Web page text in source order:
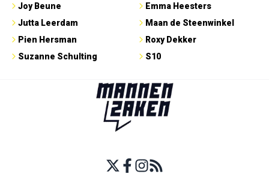
Joy Beune
Jutta Leerdam
Pien Hersman
Suzanne Schulting
Emma Heesters
Maan de Steenwinkel
Roxy Dekker
S10